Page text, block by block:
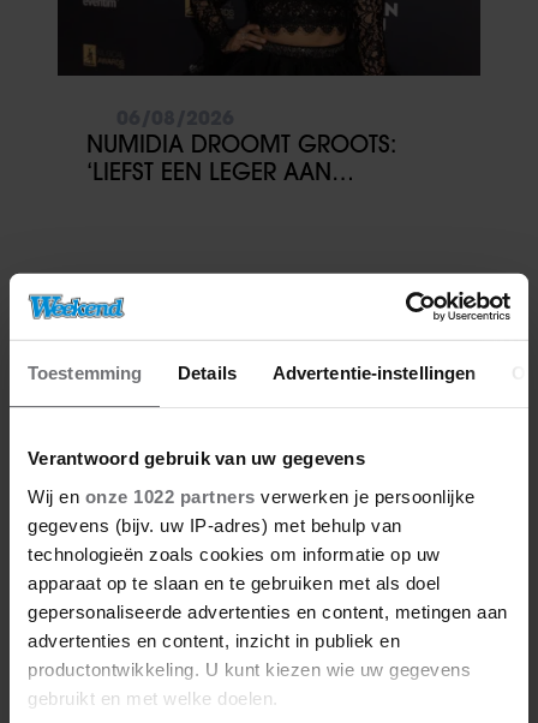
Toestemming Details Advertentie-instellingen
Verantwoord gebruik van uw gegevens
Wij en onze 1022 partners verwerken je persoonlijke
gegevens (bijv. uw IP-adres) met behulp van
technologieën zoals cookies om informatie op uw
apparaat op te slaan en te gebruiken met als doel
gepersonaliseerde advertenties en content, metingen aan
advertenties en content, inzicht in publiek en
productontwikkeling. U kunt kiezen wie uw gegevens
gebruikt en met welke doelen.
NUMIDIA DROOMT GROOTS:
‘LIEFST EEN LEGER AAN